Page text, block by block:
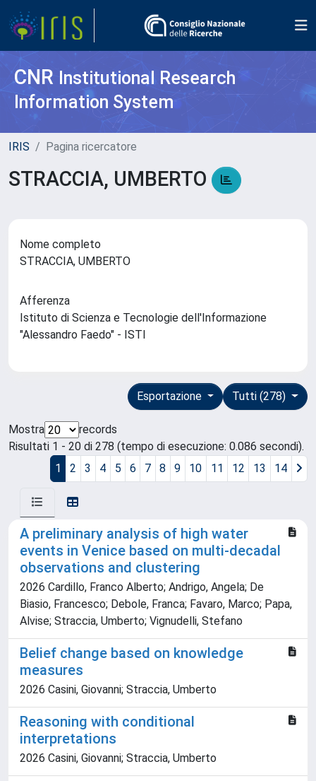
CNR Institutional Research
Information System
IRIS Pagina ricercatore
STRACCIA, UMBERTO
Nome completo
STRACCIA, UMBERTO
Afferenza
Istituto di Scienza e Tecnologie dell'Informazione
"Alessandro Faedo" - ISTI
Tutti (278)
Esportazione
Mostra
records
Risultati 1 - 20 di 278 (tempo di esecuzione: 0.086 secondi).
1
2 3 4 5 6 7 8 9 10 11 12 13 14
A preliminary analysis of high water
events in Venice based on multi-decadal
observations and clustering
2026 Cardillo, Franco Alberto; Andrigo, Angela; De
Biasio, Francesco; Debole, Franca; Favaro, Marco; Papa,
Alvise; Straccia, Umberto; Vignudelli, Stefano
Belief change based on knowledge
measures
2026 Casini, Giovanni; Straccia, Umberto
Reasoning with conditional
interpretations
2026 Casini, Giovanni; Straccia, Umberto